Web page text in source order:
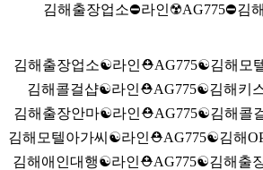
김해출장업소⛔라인☢️AG775​​​​​​​⛔김
김해출장업소☯️라인⛑️AG775​​​​​​​☯️김해모
김해콜걸샵☯️라인⛑️AG775​​​​​​​☯️김해키
김해출장안마☯️라인⛑️AG775​​​​​​​☯️김해콜
김해모텔아가씨☯️라인⛑️AG775​​​​​​​☯️김해
김해애인대행☯️라인⛑️AG775​​​​​​​☯️김해출